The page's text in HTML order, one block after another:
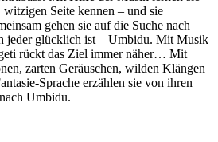
Seite kennen – und sie
gehen sie auf die Suche nach
jeder glücklich ist – Umbidu. Mit Musik
rückt das Ziel immer näher… Mit
zarten Geräuschen, wilden Klängen
Sprache erzählen sie von ihren
Umbidu.